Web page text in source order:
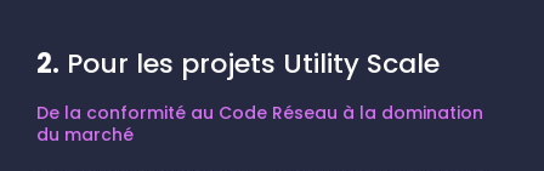
2. Pour les projets Utility Scale
De la conformité au Code Réseau à la domination
du marché